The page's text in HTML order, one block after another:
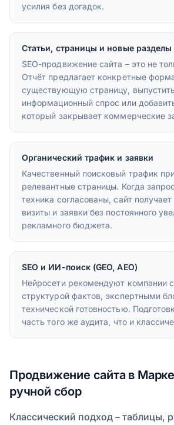
усилия без догадок.
Статьи, страницы и новые разделы
SEO-продвижение сайта – это не
Отчёт предлагает конкретные
существующую страницу,
информационный спрос или
который закрывает коммерческие
Органический трафик и заявки
Качественный поисковый трафик
релевантные страницы. Когда
техника согласованы, сайт
визиты и заявки без постоянного
рекламного бюджета.
SEO и ИИ-поиск (GEO, AEO)
Нейросети рекомендуют компании
структурой фактов, экспертными
технической готовностью.
часть того же аудита, что и
Продвижение сайта в
ручной сбор
Классический подход – таблицы,